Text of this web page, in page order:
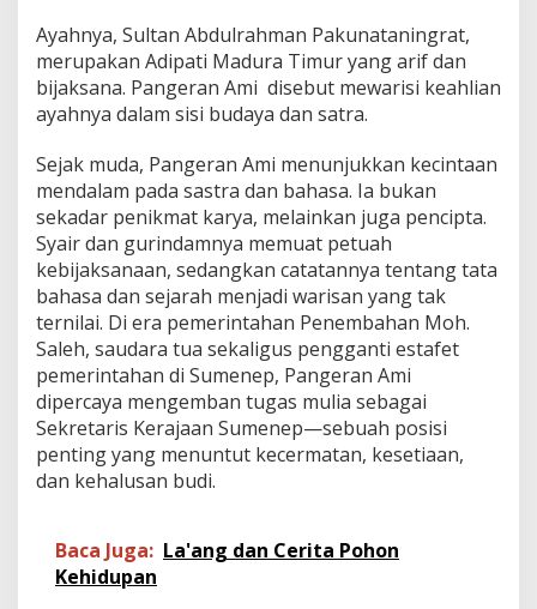
Ayahnya, Sultan Abdulrahman Pakunataningrat,
merupakan Adipati Madura Timur yang arif dan
bijaksana. Pangeran Ami disebut mewarisi keahlian
ayahnya dalam sisi budaya dan satra.
Sejak muda, Pangeran Ami menunjukkan kecintaan
mendalam pada sastra dan bahasa. Ia bukan
sekadar penikmat karya, melainkan juga pencipta.
Syair dan gurindamnya memuat petuah
kebijaksanaan, sedangkan catatannya tentang tata
bahasa dan sejarah menjadi warisan yang tak
ternilai. Di era pemerintahan Penembahan Moh.
Saleh, saudara tua sekaligus pengganti estafet
pemerintahan di Sumenep, Pangeran Ami
dipercaya mengemban tugas mulia sebagai
Sekretaris Kerajaan Sumenep—sebuah posisi
penting yang menuntut kecermatan, kesetiaan,
dan kehalusan budi.
Baca Juga: La'ang dan Cerita Pohon
Kehidupan